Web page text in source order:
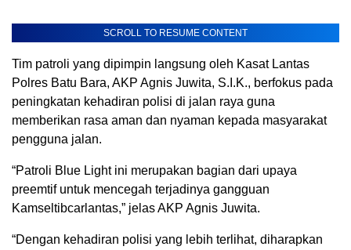
SCROLL TO RESUME CONTENT
Tim patroli yang dipimpin langsung oleh Kasat Lantas
Polres Batu Bara, AKP Agnis Juwita, S.I.K., berfokus pada
peningkatan kehadiran polisi di jalan raya guna
memberikan rasa aman dan nyaman kepada masyarakat
pengguna jalan.
“Patroli Blue Light ini merupakan bagian dari upaya
preemtif untuk mencegah terjadinya gangguan
Kamseltibcarlantas,” jelas AKP Agnis Juwita.
“Dengan kehadiran polisi yang lebih terlihat, diharapkan